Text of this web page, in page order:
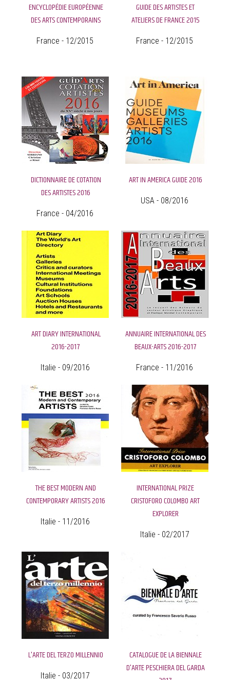
ENCYCLOPÉDIE EUROPÉENNE
DES ARTS CONTEMPORAINS
France - 12/2015
GUIDE DES ARTISTES ET
ATELIERS DE FRANCE 2015
France - 12/2015
DICTIONNAIRE DE COTATION
DES ARTISTES 2016
France - 04/2016
ART IN AMERICA GUIDE 2016
USA - 08/2016
ART DIARY INTERNATIONAL
2016-2017
Italie - 09/2016
ANNUAIRE INTERNATIONAL DES
BEAUX-ARTS 2016-2017
France - 11/2016
THE BEST MODERN AND
CONTEMPORARY ARTISTS 2016
Italie - 11/2016
INTERNATIONAL PRIZE
CRISTOFORO COLOMBO ART
EXPLORER
Italie - 02/2017
L'ARTE DEL TERZO MILLENNIO
Italie - 03/2017
CATALOGUE DE LA BIENNALE
D'ARTE PESCHIERA DEL GARDA